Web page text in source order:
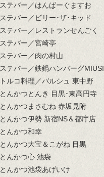
ステバー／はんばーぐますお
ステバー／ビリー･ザ･キッド
ステバー／レストランせんごく
ステバー／宮崎亭
ステバー／肉の村山
ステバー／鉄鍋ハンバーグMIUSI
トルコ料理／バルシュ 東中野
とんかつとんき 目黒･東高円寺
とんかつまさむね 赤坂見附
とんかつ伊勢 新宿NS＆都庁店
とんかつ和幸
とんかつ大宝＆こがね 目黒
とんかつ心 池袋
とんかつ池袋あげいけ